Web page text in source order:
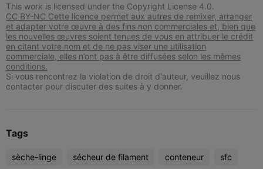
This work is licensed under the Copyright License 4.0.
CC BY-NC Cette licence permet aux autres de remixer, arranger
et adapter votre œuvre à des fins non commerciales et, bien que
les nouvelles œuvres soient tenues de vous en attribuer le crédit
en citant votre nom et de ne pas viser une utilisation
commerciale, elles n’ont pas à être diffusées selon les mêmes
conditions.
Si vous rencontrez la violation de droit d'auteur, veuillez nous
contacter pour discuter des suites à y donner.
Tags
sèche-linge sécheur de filament conteneur sfc